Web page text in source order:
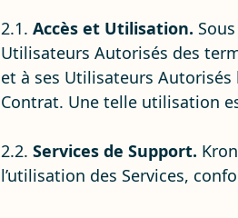
2.1. Accès et Utilisation.
Utilisateurs Autorisés des
et à ses Utilisateurs Autorisés
Contrat. Une telle utilisation
2.2. Services de Support.
l’utilisation des Services,